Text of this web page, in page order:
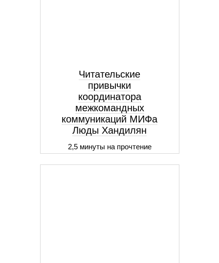
Читательские
привычки
координатора
межкомандных
коммуникаций МИФа
Люды Хандилян
2,5 минуты на прочтение